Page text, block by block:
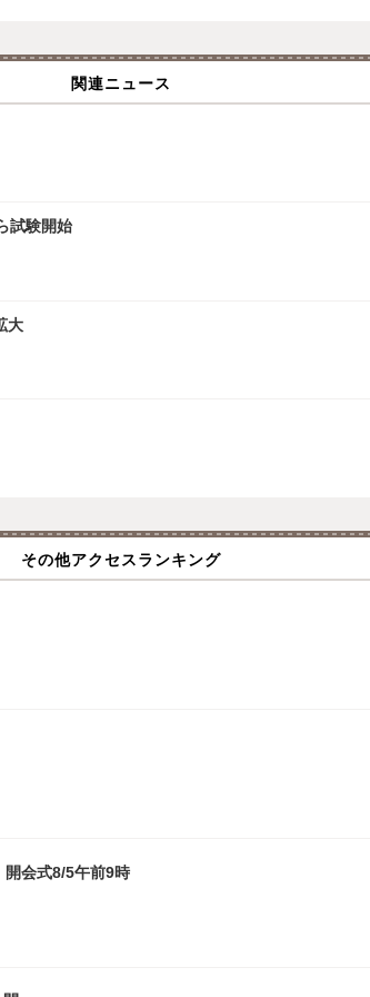
関連ニュース
試験開始
大
その他アクセスランキング
開会式8/5午前9時